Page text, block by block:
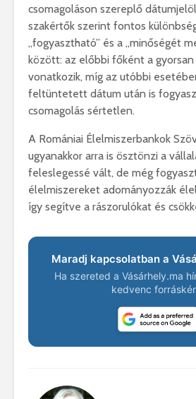
csomagoláson szereplő
szakértők szerint fontos
„fogyasztható” és a „minőségét
között: az előbbi főként a gyorsan
vonatkozik, míg az utóbbi
feltüntetett dátum után is
csomagolás sértetlen.
A Romániai Élelmiszerbankok
ugyanakkor arra is ösztönzi a
feleslegessé vált, de még
élelmiszereket adományozzák
így segítve a rászorulókat és
Maradj kapcsolatban a
Ha szereted a Vásárhely.ma
kedvenc